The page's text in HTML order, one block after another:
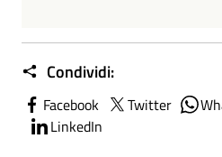
Condividi:
Facebook Twitter
LinkedIn